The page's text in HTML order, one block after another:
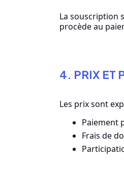
La souscription
procède au
4. PRIX ET
Les prix sont
Paiement
Frais de